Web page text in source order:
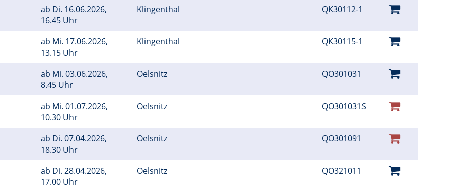
ab Di. 16.06.2026,
16.45 Uhr
Klingenthal QK30112-1
ab Mi. 17.06.2026,
13.15 Uhr
Klingenthal QK30115-1
ab Mi. 03.06.2026,
8.45 Uhr
Oelsnitz QO301031
ab Mi. 01.07.2026,
10.30 Uhr
Oelsnitz QO301031S
ab Di. 07.04.2026,
18.30 Uhr
Oelsnitz QO301091
ab Di. 28.04.2026,
17.00 Uhr
Oelsnitz QO321011